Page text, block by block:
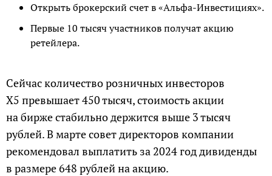
Открыть брокерский счет в «Альфа-Инвестициях».
Первые 10 тысяч участников получат акцию
ретейлера.
Сейчас количество розничных инвесторов
Х5 превышает 450 тысяч, стоимость акции
на бирже стабильно держится выше 3 тысяч
рублей. В марте совет директоров компании
рекомендовал выплатить за 2024 год дивиденды
в размере 648 рублей на акцию.